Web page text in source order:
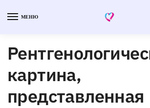
МЕНЮ
картина,
представленная